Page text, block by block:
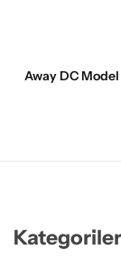
Away DC Model
Kategoriler